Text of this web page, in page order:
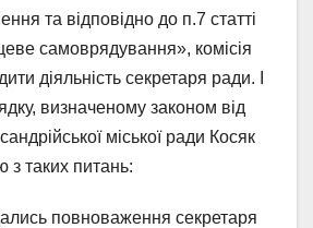
та відповідно до п.7 статті
самоврядування», комісія
діяльність секретаря ради. І
визначеному законом від
міської ради Косяк
з таких питань:
повноваження секретаря